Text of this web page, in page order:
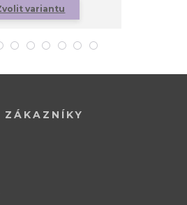
variantu
ZÁKAZNÍKY